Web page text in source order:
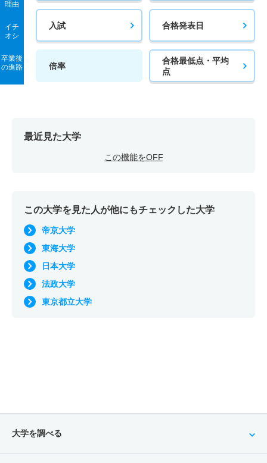
理由
イチ
オシ
卒業後
の進路
入試 合格発表日
倍率
合格最低点・平均
点
最近見た大学
この機能をOFF
この大学を見た人が他にもチェックした大学
帝京大学
東海大学
日本大学
法政大学
東京都立大学
大学を調べる